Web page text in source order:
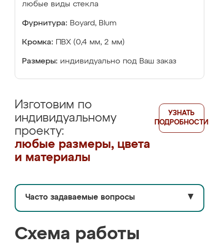
любые виды стекла
Фурнитура: Boyard, Blum
Кромка: ПВХ (0,4 мм, 2 мм)
Размеры: индивидуально под Ваш заказ
Изготовим по
индивидуальному
проекту:
любые размеры, цвета
и материалы
УЗНАТЬ
ПОДРОБНОСТИ
Часто задаваемые вопросы ▼
Схема работы